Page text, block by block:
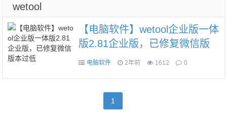
wetool
【电脑软件】wetool企业版一体
版2.81企业版，已修复微信版
本过低
电脑软件 2年前 1612 0
1